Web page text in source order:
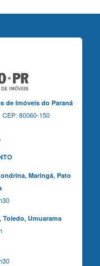
de Imóveis do Paraná
80060-150
Maringá, Pato
Toledo, Umuarama